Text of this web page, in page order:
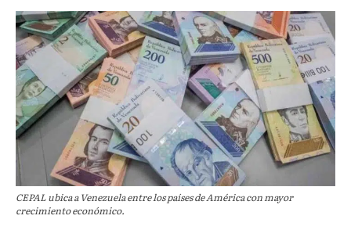
CEPAL ubica a Venezuela entre los países de América con mayor
crecimiento económico.